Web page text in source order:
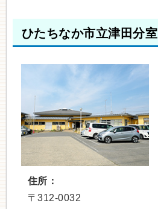
ひたちなか市立津田分室
住所：
〒312-0032